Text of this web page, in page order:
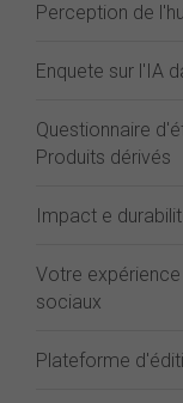
Perception de
Enquete sur l'IA
Questionnaire
Produits dérivés
Impact e
Votre
sociaux
Plateforme